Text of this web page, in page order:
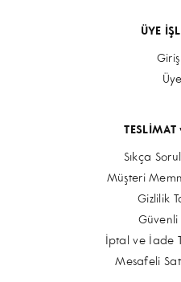
ÜYE
TESLİMAT
Sıkça
Müşteri
Gizlilik
İptal ve İade
Mesafeli